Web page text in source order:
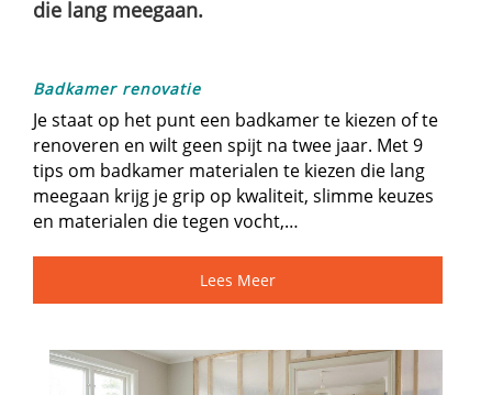
die lang meegaan.
Badkamer renovatie
Je staat op het punt een badkamer te kiezen of te
renoveren en wilt geen spijt na twee jaar.​ Met 9
tips om badkamer materialen te kiezen die lang
meegaan krijg je grip op kwaliteit, slimme keuzes
en materialen die tegen vocht,…
Lees Meer